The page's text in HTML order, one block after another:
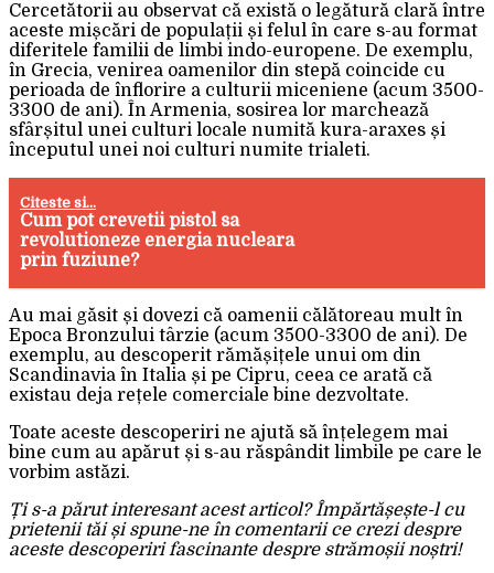
Cercetătorii au observat că există o legătură clară între
aceste mișcări de populații și felul în care s-au format
diferitele familii de limbi indo-europene. De exemplu,
în Grecia, venirea oamenilor din stepă coincide cu
perioada de înflorire a culturii miceniene (acum 3500-
3300 de ani). În Armenia, sosirea lor marchează
sfârșitul unei culturi locale numită kura-araxes și
începutul unei noi culturi numite trialeti.
Citeste si...
Cum pot crevetii pistol sa
revolutioneze energia nucleara
prin fuziune?
Au mai găsit și dovezi că oamenii călătoreau mult în
Epoca Bronzului târzie (acum 3500-3300 de ani). De
exemplu, au descoperit rămășițele unui om din
Scandinavia în Italia și pe Cipru, ceea ce arată că
existau deja rețele comerciale bine dezvoltate.
Toate aceste descoperiri ne ajută să înțelegem mai
bine cum au apărut și s-au răspândit limbile pe care le
vorbim astăzi.
Ți s-a părut interesant acest articol? Împărtășește-l cu
prietenii tăi și spune-ne în comentarii ce crezi despre
aceste descoperiri fascinante despre strămoșii noștri!